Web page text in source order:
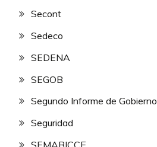
Secont
Sedeco
SEDENA
SEGOB
Segundo Informe de Gobierno
Seguridad
SEMABICCE